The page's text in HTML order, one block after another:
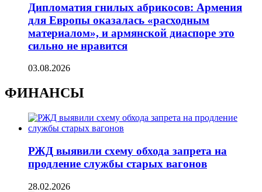
Дипломатия гнилых абрикосов: Армения
для Европы оказалась «расходным
материалом», и армянской диаспоре это
сильно не нравится
03.08.2026
ФИНАНСЫ
РЖД выявили схему обхода запрета на
продление службы старых вагонов
28.02.2026